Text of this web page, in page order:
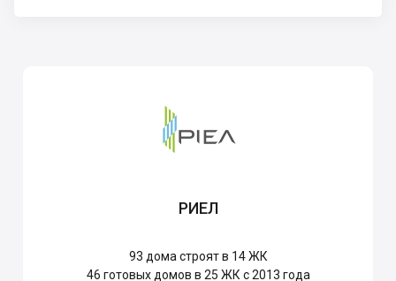
РИЕЛ
93 дома строят в 14 ЖК
46 готовых домов в 25 ЖК с 2013 года